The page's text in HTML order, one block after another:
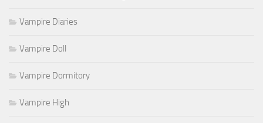
Vampire Diaries
Vampire Doll
Vampire Dormitory
Vampire High